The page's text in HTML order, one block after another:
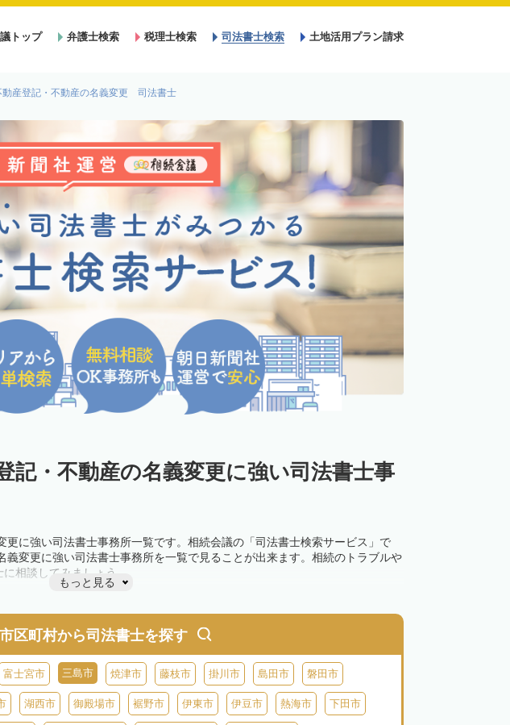
トップ 弁護士検索 税理士検索 司法書士検索 土地活用プラン請求
産登記・不動産の名義変更 司法書士
記・不動産の名義変更に強い司法書士事
に強い司法書士事務所一覧です。相続会議の「司法書士検索サービス」で
義変更に強い司法書士事務所を一覧で見ることが出来ます。相続のトラブルや
相談してみましょう。
もっと見る
市区町村から司法書士を探す
富士宮市 三島市 焼津市 藤枝市 掛川市 島田市 磐田市
湖西市 御殿場市 裾野市 伊東市 伊豆市 熱海市 下田市